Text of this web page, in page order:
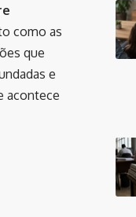
como as
que
e
acontece